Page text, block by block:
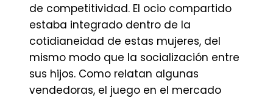
de competitividad. El ocio compartido
estaba integrado dentro de la
cotidianeidad de estas mujeres, del
mismo modo que la socialización entre
sus hijos. Como relatan algunas
vendedoras, el juego en el mercado